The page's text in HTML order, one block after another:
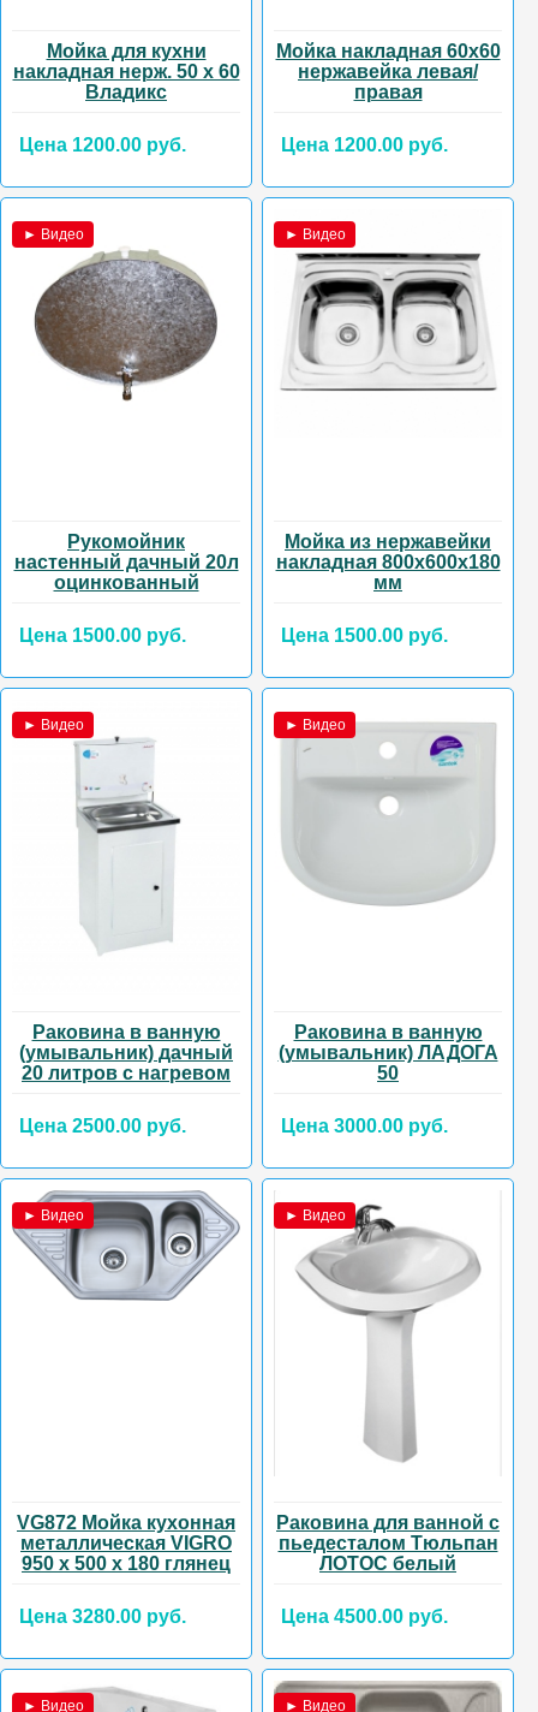
Мойка для кухни
накладная нерж. 50 х 60
Владикс
Цена 1200.00 руб.
Мойка накладная 60х60
нержавейка левая/
правая
Цена 1200.00 руб.
► Видео
Рукомойник
настенный дачный 20л
оцинкованный
Цена 1500.00 руб.
► Видео
Мойка из нержавейки
накладная 800х600х180
мм
Цена 1500.00 руб.
► Видео
Раковина в ванную
(умывальник) дачный
20 литров с нагревом
Цена 2500.00 руб.
► Видео
Раковина в ванную
(умывальник) ЛАДОГА
50
Цена 3000.00 руб.
► Видео
VG872 Мойка кухонная
металлическая VIGRO
950 х 500 х 180 глянец
Цена 3280.00 руб.
► Видео
Раковина для ванной с
пьедесталом Тюльпан
ЛОТОС белый
Цена 4500.00 руб.
► Видео ► Видео